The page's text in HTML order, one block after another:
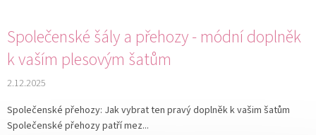
Společenské šály a přehozy - módní doplněk
k vaším plesovým šatům
2.12.2025
Společenské přehozy: Jak vybrat ten pravý doplněk k vašim šatům
Společenské přehozy patří mez...